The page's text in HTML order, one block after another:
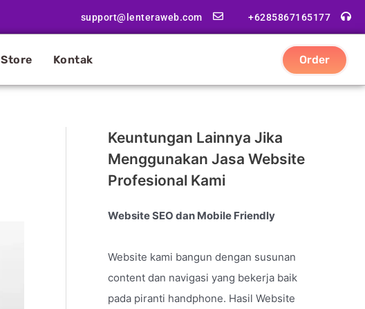
support@lenteraweb.com +6285867165177
Store Kontak Order
Keuntungan Lainnya Jika
Menggunakan Jasa Website
Profesional Kami
Website SEO dan Mobile Friendly
Website kami bangun dengan susunan
content dan navigasi yang bekerja baik
pada piranti handphone. Hasil Website